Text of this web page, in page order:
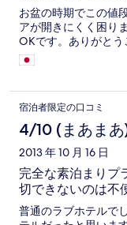
お盆の時期でこの値
アが開きにくく困り
OKです。ありがとう
宿泊者限定の口コミ
4/10 (まあま
2013 年 10 月 16 日
完全な素泊まりプ
切できないのは不
普通のラブホテルで